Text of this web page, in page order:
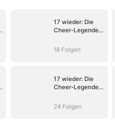
17 wieder: Die
Cheer-Legende
Tochter
18 Folgen
17 wieder: Die
Cheer-Legende
Tochter
24 Folgen